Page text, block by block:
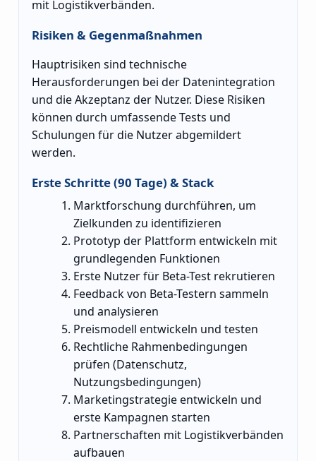
mit Logistikverbänden.
Risiken & Gegenmaßnahmen
Hauptrisiken sind technische
Herausforderungen bei der Datenintegration
und die Akzeptanz der Nutzer. Diese Risiken
können durch umfassende Tests und
Schulungen für die Nutzer abgemildert
werden.
Erste Schritte (90 Tage) & Stack
Marktforschung durchführen, um
Zielkunden zu identifizieren
Prototyp der Plattform entwickeln mit
grundlegenden Funktionen
Erste Nutzer für Beta-Test rekrutieren
Feedback von Beta-Testern sammeln
und analysieren
Preismodell entwickeln und testen
Rechtliche Rahmenbedingungen
prüfen (Datenschutz,
Nutzungsbedingungen)
Marketingstrategie entwickeln und
erste Kampagnen starten
Partnerschaften mit Logistikverbänden
aufbauen